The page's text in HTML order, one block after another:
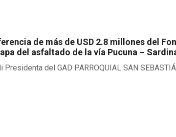
de más de USD 2.8 millones del
del asfaltado de la vía Pucuna –
del GAD PARROQUIAL SAN